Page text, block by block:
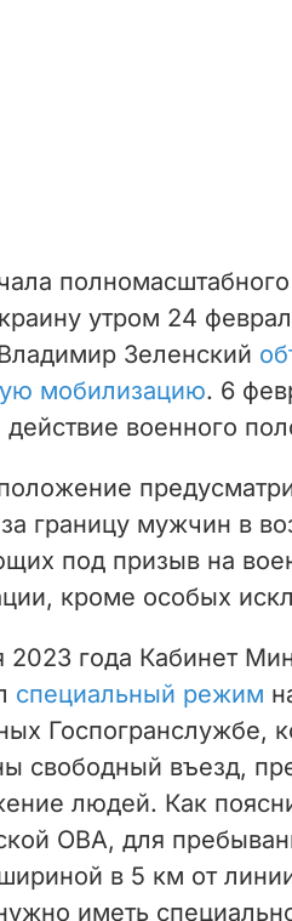
утром 24
Зеленский
мобилизацию. 6
действие военного
границу мужчин в
под призыв на
кроме особых
2023 года Кабинет
специальный режим
Госпогранслужбе,
свободный въезд,
людей. Как
ОВА, для
в 5 км от
иметь